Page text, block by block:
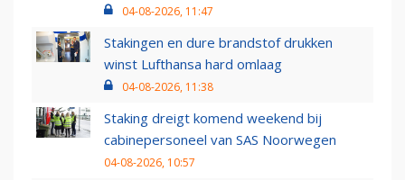
04-08-2026, 11:47
Stakingen en dure brandstof drukken
winst Lufthansa hard omlaag
04-08-2026, 11:38
Staking dreigt komend weekend bij
cabinepersoneel van SAS Noorwegen
04-08-2026, 10:57